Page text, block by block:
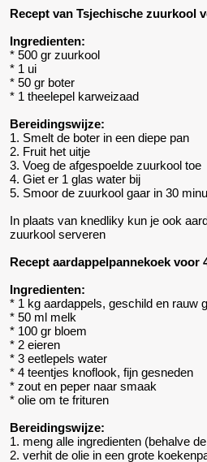
Recept van Tsjechische zuurkool
Ingredienten:
* 500 gr zuurkool
* 1 ui
* 50 gr boter
* 1 theelepel karweizaad
Bereidingswijze:
1. Smelt de boter in een diepe pan
2. Fruit het uitje
3. Voeg de afgespoelde zuurkool toe
4. Giet er 1 glas water bij
5. Smoor de zuurkool gaar in 30
In plaats van knedliky kun je ook
zuurkool serveren
Recept aardappelpannekoek voor
Ingredienten:
* 1 kg aardappels, geschild en rauw
* 50 ml melk
* 100 gr bloem
* 2 eieren
* 3 eetlepels water
* 4 teentjes knoflook, fijn gesneden
* zout en peper naar smaak
* olie om te frituren
Bereidingswijze:
1. meng alle ingredienten (behalve
2. verhit de olie in een grote